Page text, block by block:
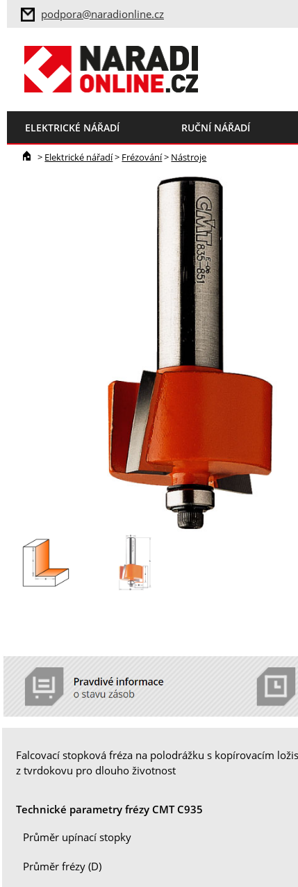
podpora@naradionline.cz
ELEKTRICKÉ NÁŘADÍ RUČNÍ NÁŘADÍ
> Elektrické nářadí> Frézování> Nástroje
Falcovací stopková fréza na polodrážku s kopírovacím
z tvrdokovu pro dlouho životnost
Technické parametry frézy CMT C935
Průměr upínací stopky
Průměr frézy (D)